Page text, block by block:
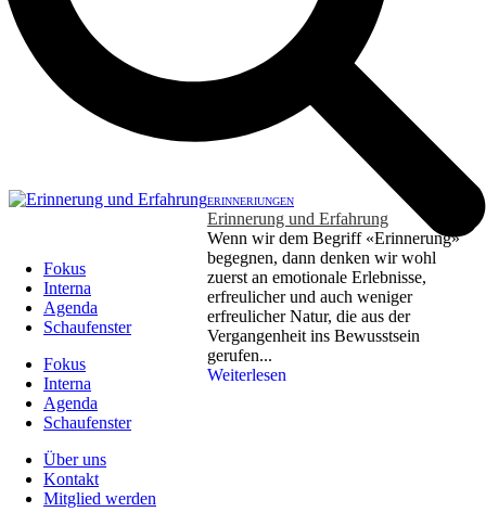
Fokus
Interna
Agenda
Schaufenster
Fokus
Interna
Agenda
Schaufenster
Über uns
Kontakt
Mitglied werden
ERINNERIUNGEN
Erinnerung und Erfahrung
Wenn wir dem Begriff «Erinnerung»
begegnen, dann denken wir wohl
zuerst an emotionale Erlebnisse,
erfreulicher und auch weniger
erfreulicher Natur, die aus der
Vergangenheit ins Bewusstsein
gerufen...
Weiterlesen